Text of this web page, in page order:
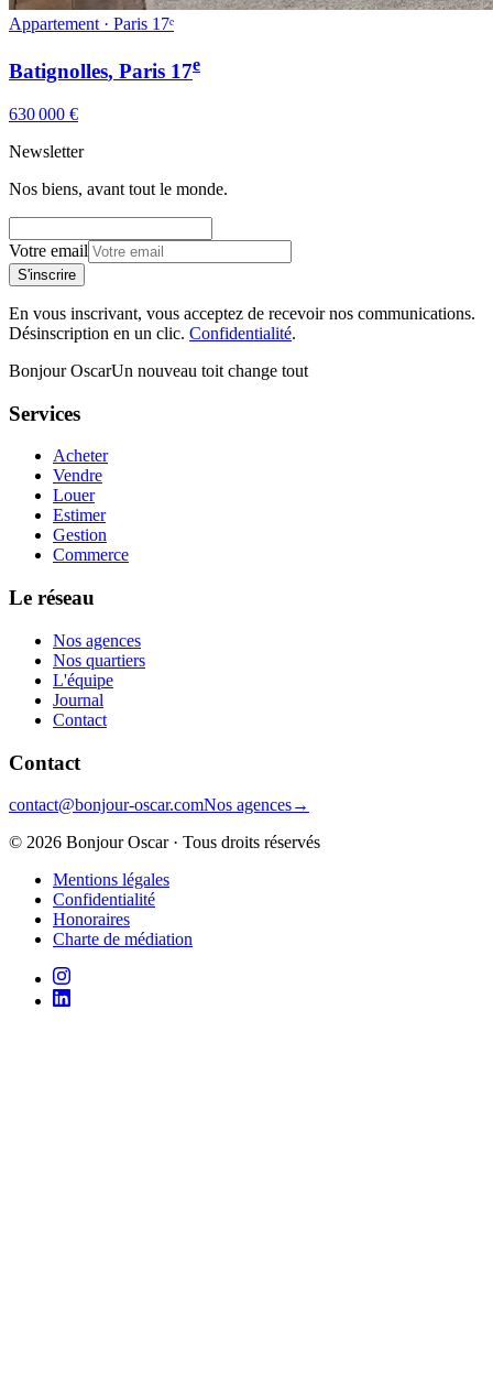
Appartement · Paris 17ᵉ
Batignolles, Paris 17e
630 000 €
Newsletter
Nos biens, avant tout le monde.
Votre email
S'inscrire
En vous inscrivant, vous acceptez de recevoir nos communications.
Désinscription en un clic. Confidentialité.
Bonjour OscarUn nouveau toit change tout
Services
Acheter
Vendre
Louer
Estimer
Gestion
Commerce
Le réseau
Nos agences
Nos quartiers
L'équipe
Journal
Contact
Contact
contact@bonjour-oscar.comNos agences→
© 2026 Bonjour Oscar · Tous droits réservés
Mentions légales
Confidentialité
Honoraires
Charte de médiation